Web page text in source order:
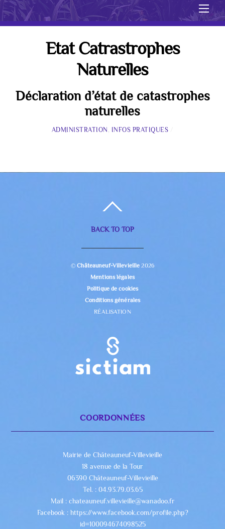
Etat Catrastrophes
Naturelles
Déclaration d’état de catastrophes
naturelles
ADMINISTRATION INFOS PRATIQUES
BACK TO TOP
©Châteauneuf-Villevieille 2026
Mentions légales
Politique de cookies
Conditions générales
RÉALISATION
COORDONNÉES
Mairie de Châteauneuf-Villevieille
18 avenue de la Tour
06390 Châteauneuf-Villevieille
Tel. : 04.93.79.03.65
Mail : chateauneuf.villevieille@wanadoo.fr
Facebook : https://www.facebook.com/profile.php?
id=100094674098525